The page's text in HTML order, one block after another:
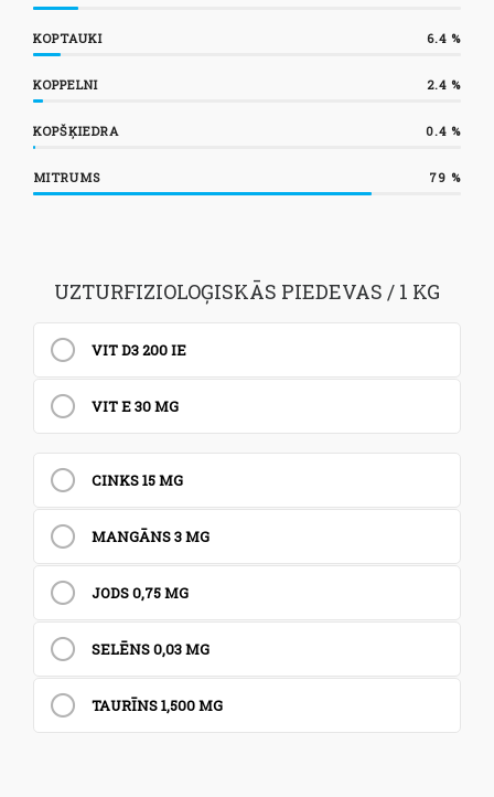
KOPTAUKI 6.4 %
KOPPELNI 2.4 %
KOPŠĶIEDRA 0.4 %
MITRUMS 79 %
UZTURFIZIOLOĢISKĀS PIEDEVAS / 1 KG
VIT D3 200 IE
VIT E 30 MG
CINKS 15 MG
MANGĀNS 3 MG
JODS 0,75 MG
SELĒNS 0,03 MG
TAURĪNS 1,500 MG